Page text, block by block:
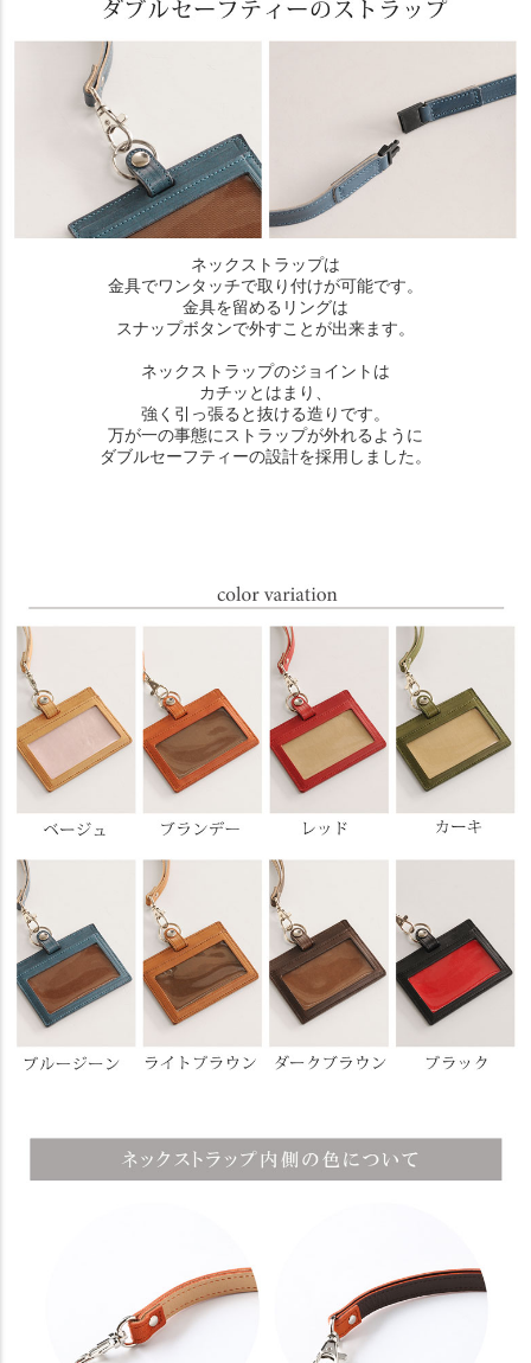
ネックストラップは
金具でワンタッチで取り付けが可能です。
金具を留めるリングは
スナップボタンで外すことが出来ます。
ネックストラップのジョイントは
カチッとはまり、
強く引っ張ると抜ける造りです。
万が一の事態にストラップが外れるように
ダブルセーフティーの設計を採用しました。